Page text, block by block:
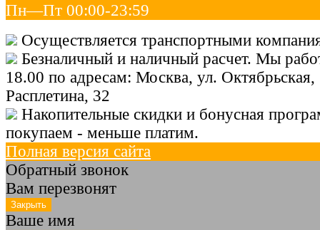
Пн—Пт 00:00-23:59
Осуществляется транспортными
Безналичный и наличный расчет. Мы
18.00 по адресам: Москва, ул. Октябрьская,
Расплетина, 32
Накопительные скидки и бонусная
покупаем - меньше платим.
Полная версия сайта
Обратный звонок
Вам перезвонят
Ваше имя